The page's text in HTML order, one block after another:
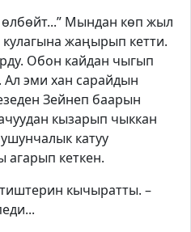
Мындан көп жыл
жаңырып кетти.
Обон кайдан чыгып
эми хан сарайдын
Зейнеп баарын
кызарып чыккан
катуу
агарып кеткен.
кычыратты. –